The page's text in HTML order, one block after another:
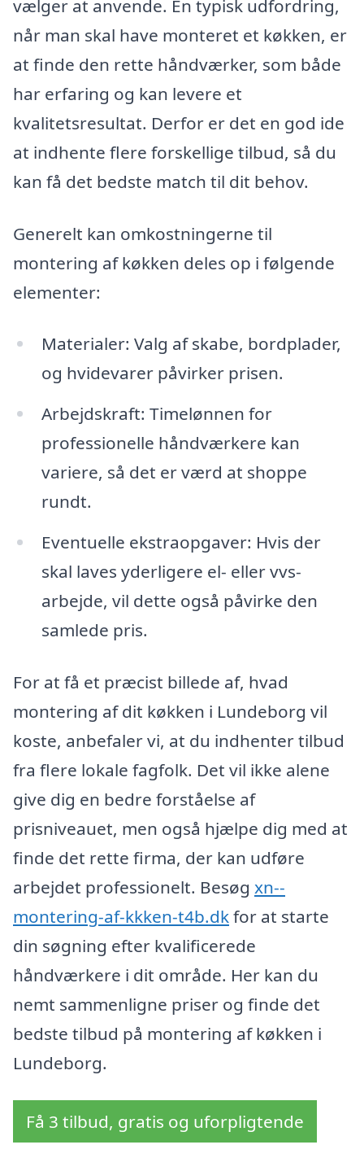
vælger at anvende. En typisk udfordring,
når man skal have monteret et køkken, er
at finde den rette håndværker, som både
har erfaring og kan levere et
kvalitetsresultat. Derfor er det en god ide
at indhente flere forskellige tilbud, så du
kan få det bedste match til dit behov.
Generelt kan omkostningerne til
montering af køkken deles op i følgende
elementer:
Materialer: Valg af skabe, bordplader,
og hvidevarer påvirker prisen.
Arbejdskraft: Timelønnen for
professionelle håndværkere kan
variere, så det er værd at shoppe
rundt.
Eventuelle ekstraopgaver: Hvis der
skal laves yderligere el- eller vvs-
arbejde, vil dette også påvirke den
samlede pris.
For at få et præcist billede af, hvad
montering af dit køkken i Lundeborg vil
koste, anbefaler vi, at du indhenter tilbud
fra flere lokale fagfolk. Det vil ikke alene
give dig en bedre forståelse af
prisniveauet, men også hjælpe dig med at
finde det rette firma, der kan udføre
arbejdet professionelt. Besøg xn--
montering-af-kkken-t4b.dkfor at starte
din søgning efter kvalificerede
håndværkere i dit område. Her kan du
nemt sammenligne priser og finde det
bedste tilbud på montering af køkken i
Lundeborg.
Få 3 tilbud, gratis og uforpligtende